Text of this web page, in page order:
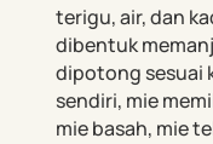
terigu, air, dan
dibentuk
dipotong sesuai
sendiri, mie
mie basah, mie